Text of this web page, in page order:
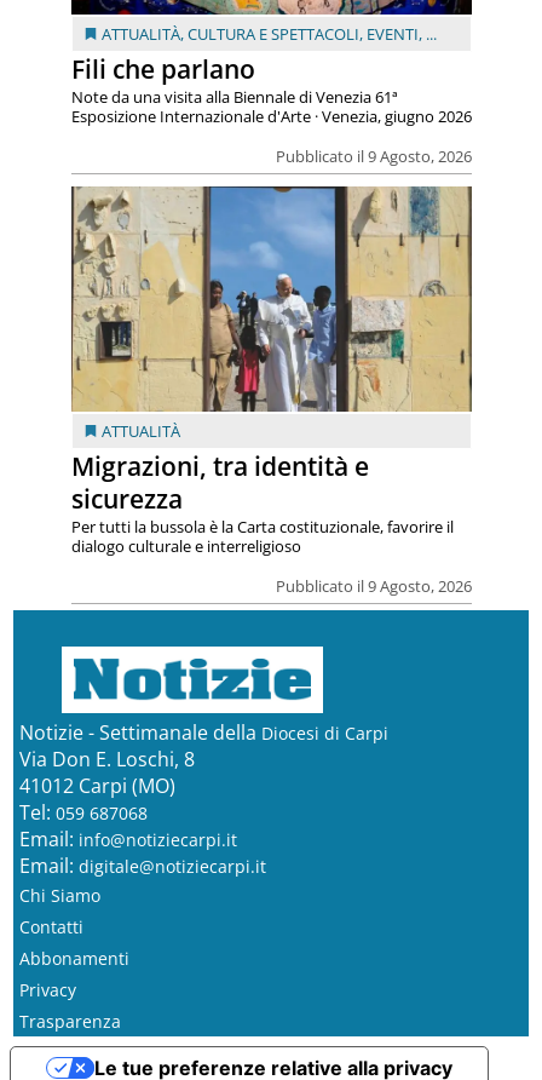
ATTUALITÀ,CULTURA E SPETTACOLI, EVENTI, ...
Fili che parlano
Pubblicato il 9 Agosto, 2026
Note da una visita alla Biennale di Venezia 61ª
Esposizione Internazionale d'Arte · Venezia, giugno 2026
ATTUALITÀ
Migrazioni, tra identità e
sicurezza
Pubblicato il 9 Agosto, 2026
Per tutti la bussola è la Carta costituzionale, favorire il
dialogo culturale e interreligioso
Notizie - Settimanale della Diocesi di Carpi
Via Don E. Loschi, 8
41012 Carpi (MO)
Tel: 059 687068
Email: info@notiziecarpi.it
Email: digitale@notiziecarpi.it
Chi Siamo
Contatti
Abbonamenti
Privacy
Trasparenza
Le tue preferenze relative alla privacy